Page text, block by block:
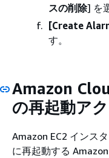
スの削除] を
[Create
す。
Amazon
の再起動ア
Amazon EC2 インス
に再起動する